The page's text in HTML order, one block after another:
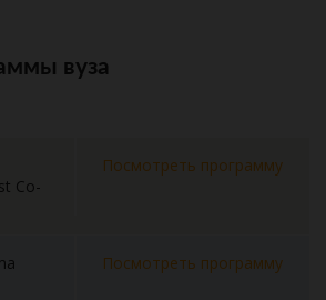
вуза
Co-
Посмотреть программу
Посмотреть программу